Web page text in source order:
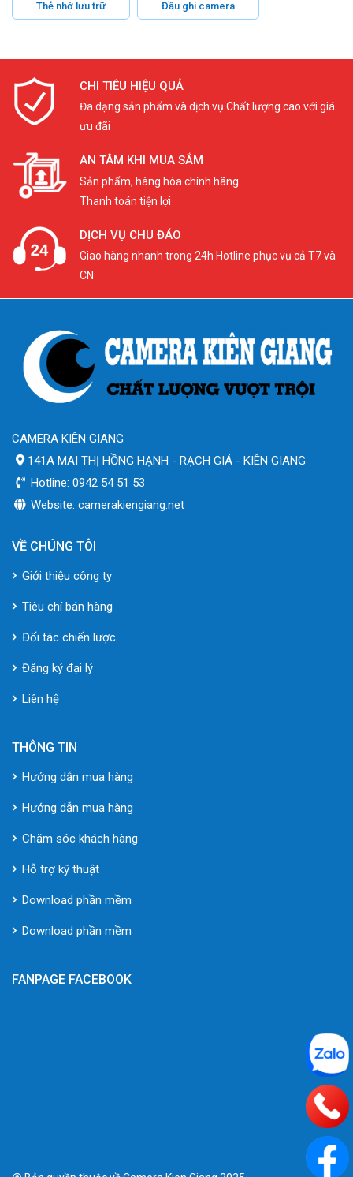
Thẻ nhớ lưu trữ Đầu ghi camera
CHI TIÊU HIỆU QUẢ
Đa dạng sản phẩm và dịch vụ Chất lượng cao với giá
ưu đãi
AN TÂM KHI MUA SẮM
Sản phẩm, hàng hóa chính hãng
Thanh toán tiện lợi
DỊCH VỤ CHU ĐÁO
Giao hàng nhanh trong 24h Hotline phục vụ cả T7 và
CN
CAMERA KIÊN GIANG
141A MAI THỊ HỒNG HẠNH - RẠCH GIÁ - KIÊN GIANG
Hotline: 0942 54 51 53
Website: camerakiengiang.net
VỀ CHÚNG TÔI
Giới thiệu công ty
Tiêu chí bán hàng
Đối tác chiến lược
Đăng ký đại lý
Liên hệ
THÔNG TIN
Hướng dẫn mua hàng
Hướng dẫn mua hàng
Chăm sóc khách hàng
Hỗ trợ kỹ thuật
Download phần mềm
Download phần mềm
FANPAGE FACEBOOK